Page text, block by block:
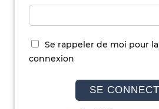
Se rappeler de moi pour
connexion
SE